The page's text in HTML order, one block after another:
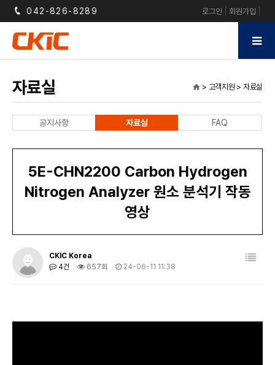
042-826-8289 로그인 회원가입
자료실 home > 고객지원 > 자료실
공지사항 자료실 FAQ
5E-CHN2200 Carbon Hydrogen
Nitrogen Analyzer 원소 분석기 작동
영상
CKIC Korea
4건
657회 24-06-11 11:38